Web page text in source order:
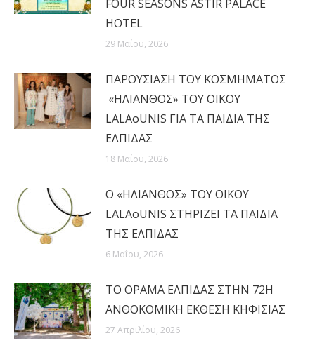
FOUR SEASONS ASTIR PALACE
HOTEL
29 Μαΐου, 2026
ΠΑΡΟΥΣΙΑΣΗ ΤΟΥ ΚΟΣΜΗΜΑΤΟΣ
«ΗΛΙΑΝΘΟΣ» ΤΟΥ ΟΙΚΟΥ
LALAoUNIS ΓΙΑ ΤΑ ΠΑΙΔΙΑ ΤΗΣ
ΕΛΠΙΔΑΣ
18 Μαΐου, 2026
Ο «ΗΛΙΑΝΘΟΣ» ΤΟΥ ΟΙΚΟΥ
LALAoUNIS ΣΤΗΡΙΖΕΙ ΤΑ ΠΑΙΔΙΑ
ΤΗΣ ΕΛΠΙΔΑΣ
6 Μαΐου, 2026
ΤΟ ΟΡΑΜΑ ΕΛΠΙΔΑΣ ΣΤΗΝ 72Η
ΑΝΘΟΚΟΜΙΚΗ ΕΚΘΕΣΗ ΚΗΦΙΣΙΑΣ
27 Απριλίου, 2026